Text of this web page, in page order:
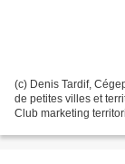
(c) Denis Tardif,
de petites villes et
Club marketing